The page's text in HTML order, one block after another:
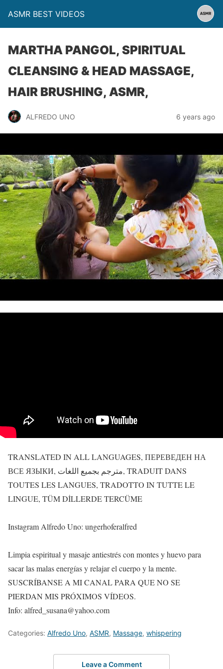
ASMR BEST VIDEOS
MARTHA PANGOL, SPIRITUAL
CLEANSING & HEAD MASSAGE,
HAIR BRUSHING, ASMR,
ALFREDO UNO 6 years ago
TRANSLATED IN ALL LANGUAGES, ПЕРЕВЕДЕН НА
ВСЕ ЯЗЫКИ, مترجم بجميع اللغات, TRADUIT DANS
TOUTES LES LANGUES, TRADOTTO IN TUTTE LE
LINGUE, TÜM DİLLERDE TERCÜME
Instagram Alfredo Uno: ungerhoferalfred
Limpia espiritual y masaje antiestrés con montes y huevo para
sacar las malas energías y relajar el cuerpo y la mente.
SUSCRÍBANSE A MI CANAL PARA QUE NO SE
PIERDAN MIS PRÓXIMOS VÍDEOS.
Info: alfred_susana@yahoo.com
Categories: Alfredo Uno, ASMR, Massage, whispering
Leave a Comment